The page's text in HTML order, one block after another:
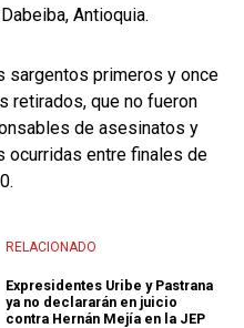
Antioquia.
sargentos primeros y once
retirados, que no fueron
de asesinatos y
ocurridas entre finales de
RELACIONADO
Expresidentes Uribe y Pastrana
ya no declararán en juicio
contra Hernán Mejía en la JEP